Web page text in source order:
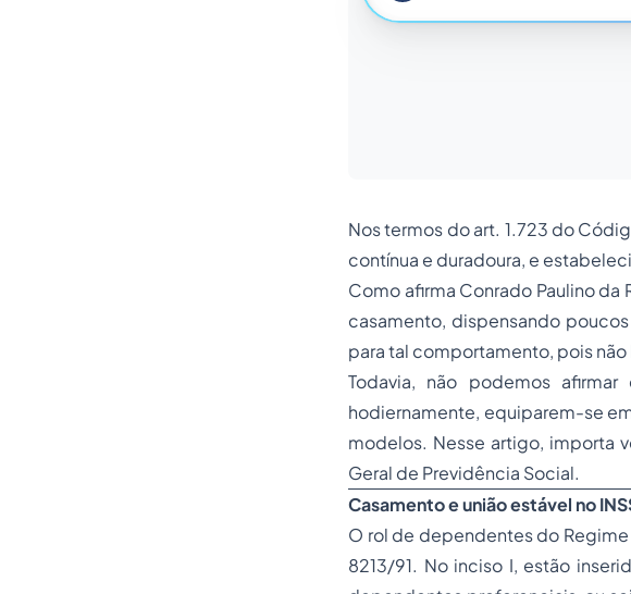
Nos termos do art. 1.723 do
contínua e duradoura, e
Como afirma Conrado Paulino
casamento, dispensando
para tal comportamento, pois
Todavia, não podemos
hodiernamente, equiparem-se
modelos. Nesse artigo, importa
Geral de Previdência Social.
Casamento e união estável no
O rol de dependentes do
8213/91. No inciso I, estão